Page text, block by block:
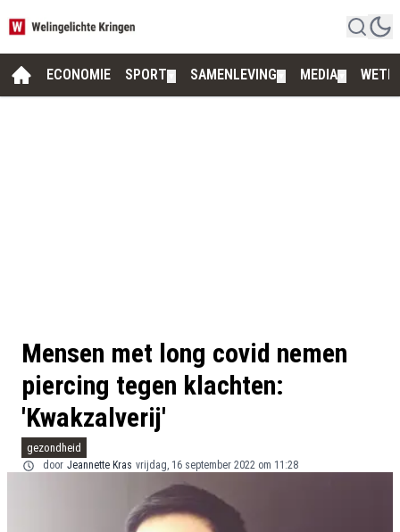
ECONOMIE SPORT SAMENLEVING MEDIA
Mensen met long covid nemen
piercing tegen klachten:
'Kwakzalverij'
gezondheid
door Jeannette Kras vrijdag, 16 september 2022 om 11:28